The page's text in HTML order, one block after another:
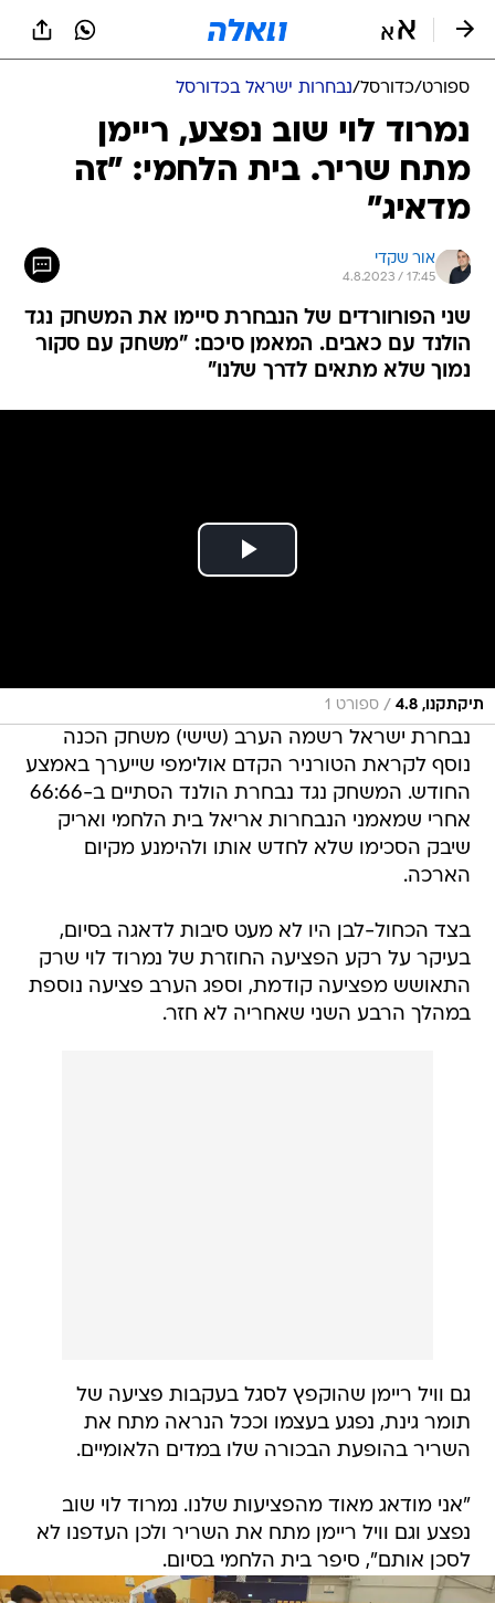
ספורט/כדורסל/נבחרות ישראל בכדורסל
נמרוד לוי שוב נפצע, ריימן
מתח שריר. בית הלחמי: "זה
מדאיג"
אור שקדי
4.8.2023 / 17:45
שני הפורוורדים של הנבחרת סיימו את המשחק נגד
הולנד עם כאבים. המאמן סיכם: "משחק עם סקור
נמוך שלא מתאים לדרך שלנו"
תיקתקנו, 4.8 / ספורט 1
נבחרת ישראל רשמה הערב (שישי) משחק הכנה
נוסף לקראת הטורניר הקדם אולימפי שייערך באמצע
החודש. המשחק נגד נבחרת הולנד הסתיים ב-66:66
אחרי שמאמני הנבחרות אריאל בית הלחמי ואריק
שיבק הסכימו שלא לחדש אותו ולהימנע מקיום
הארכה.
בצד הכחול-לבן היו לא מעט סיבות לדאגה בסיום,
בעיקר על רקע הפציעה החוזרת של נמרוד לוי שרק
התאושש מפציעה קודמת, וספג הערב פציעה נוספת
במהלך הרבע השני שאחריה לא חזר.
גם וויל ריימן שהוקפץ לסגל בעקבות פציעה של
תומר גינת, נפגע בעצמו וככל הנראה מתח את
השריר בהופעת הבכורה שלו במדים הלאומיים.
"אני מודאג מאוד מהפציעות שלנו. נמרוד לוי שוב
נפצע וגם וויל ריימן מתח את השריר ולכן העדפנו לא
לסכן אותם", סיפר בית הלחמי בסיום.